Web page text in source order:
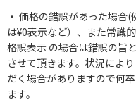
価格の錯誤があった場合(
は¥0表示など）、また常識
格誤表示 の場合は錯誤の旨
させて頂きます。状況によ
だく場合がありますので何
ます。